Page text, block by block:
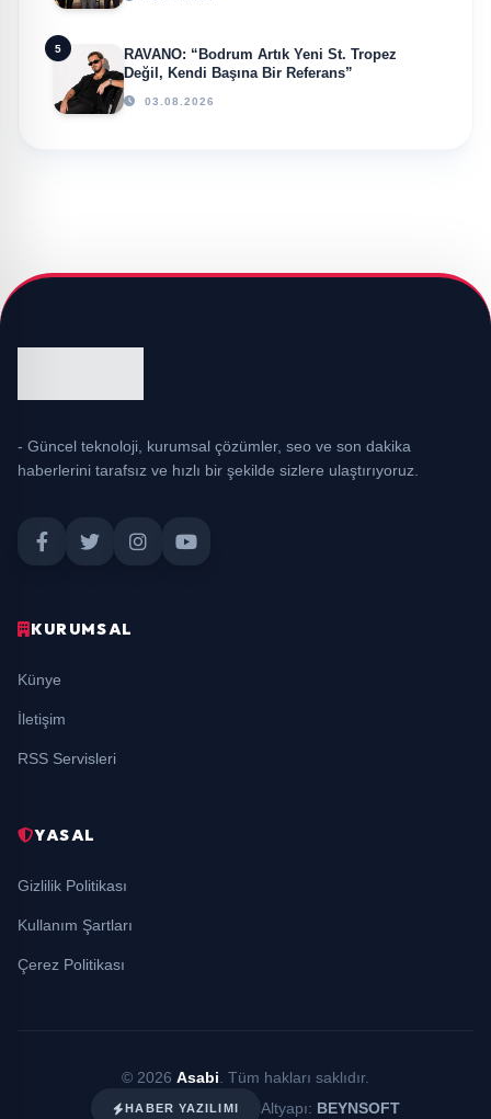
5
RAVANO: “Bodrum Artık Yeni St. Tropez
Değil, Kendi Başına Bir Referans”
03.08.2026
- Güncel teknoloji, kurumsal çözümler, seo ve son dakika
haberlerini tarafsız ve hızlı bir şekilde sizlere ulaştırıyoruz.
KURUMSAL
Künye
İletişim
RSS Servisleri
YASAL
Gizlilik Politikası
Kullanım Şartları
Çerez Politikası
© 2026 Asabi . Tüm hakları saklıdır.
HABER YAZILIMI Altyapı: BEYNSOFT